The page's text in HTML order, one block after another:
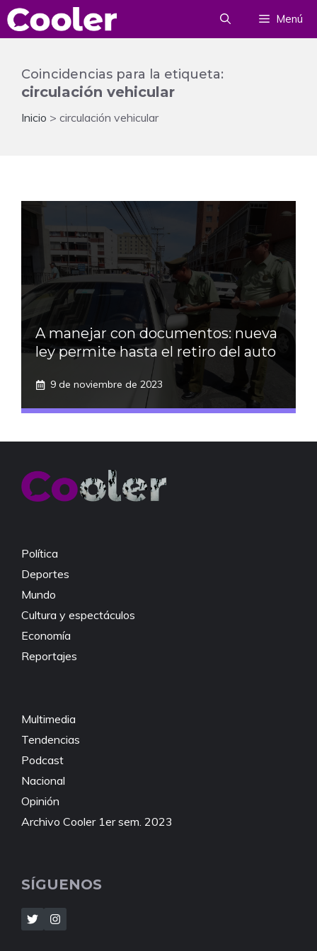
Saltar
al
Menú
Coincidencias para la etiqueta:
circulación vehicular
Inicio > circulación vehicular
A manejar con documentos: nueva
ley permite hasta el retiro del auto
9 de noviembre de 2023
Política
Deportes
Mundo
Cultura y espectáculos
Economía
Reportajes
Multimedia
Tendencias
Podcast
Nacional
Opinión
Archivo Cooler 1er sem. 2023
SÍGUENOS